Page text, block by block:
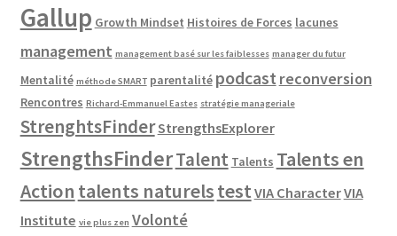
Gallup Growth Mindset Histoires de Forces lacunes
management management basé sur les faiblesses manager du futur
Mentalité méthode SMART parentalité podcast reconversion
Rencontres Richard-Emmanuel Eastes stratégie manageriale
StrenghtsFinderStrengthsExplorer
StrengthsFinderTalent Talents Talents en
Action talents naturelstest VIA CharacterVIA
Institute vie plus zen Volonté